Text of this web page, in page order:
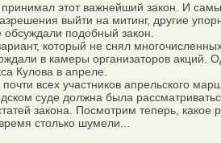
этот важнейший закон. И
выйти на митинг, другие
обсуждали подобный закон.
который не снял
в камеры организаторов
Кулова в апреле.
всех участников апрельского
суде должна была
закона. Посмотрим теперь,
столько шумели...